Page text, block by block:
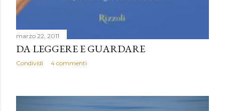
marzo 22, 2011
DA LEGGERE E GUARDARE
Condividi 4 commenti